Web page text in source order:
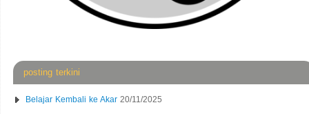
posting terkini
Belajar Kembali ke Akar 20/11/2025